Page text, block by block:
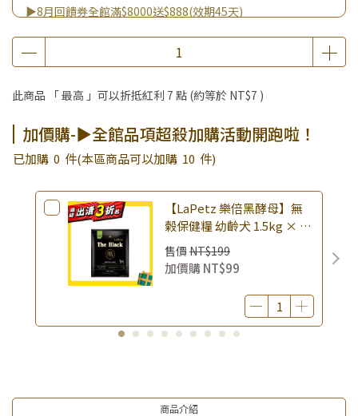
▶8月回饋券全館滿$8000送$888(效期45天)
▶消費滿999｜享超值價$299加購BIO UP面膜
▶全館不限消費金額｜享超值價$19起 加購自然主義嚐鮮試吃
▶王國加購活動 訂單享超值優惠價加購好物
▶全館品項超殺加購活動開跑啦！
此商品 「 最高 」可以折抵紅利 7 點 (約等於 NT$7 )
加價購-▶全館品項超殺加購活動開跑啦！
已加購 0 件(本區商品可以加購 10 件)
【LaPetz 樂倍黑酵母】無
榖保健糧 幼齡犬 1.5kg × 包
｜(廠效期20260818) 狗乾糧
狗飼料 幼犬飼料 無穀配方｜
即期品
售價 NT$199
加價購NT$99
商品介紹